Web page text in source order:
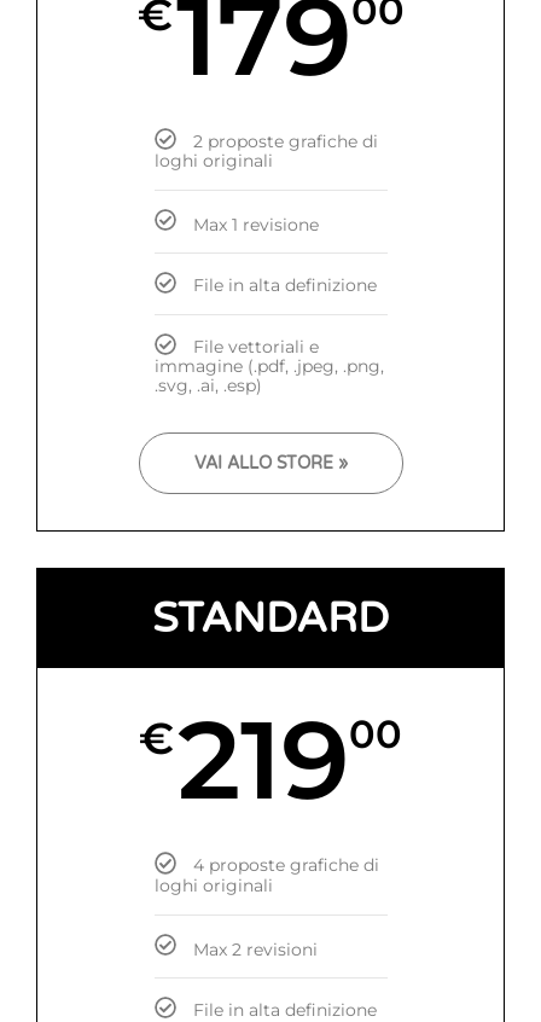
€17900
2 proposte grafiche di
loghi originali
Max 1 revisione
File in alta definizione
File vettoriali e
immagine (.pdf, .jpeg, .png,
.svg, .ai, .esp)
VAI ALLO STORE »
STANDARD
€21900
4 proposte grafiche di
loghi originali
Max 2 revisioni
File in alta definizione